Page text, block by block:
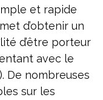
et rapide
d’obtenir un
d’être porteur
avec le
De nombreuses
sur les